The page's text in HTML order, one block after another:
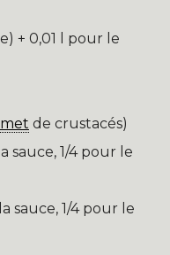
+ 0,01 l pour le
de crustacés)
sauce, 1/4 pour le
sauce, 1/4 pour le